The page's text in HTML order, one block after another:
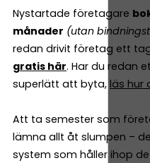
Nystartade företagare
månader (utan
redan drivit företag ett
gratis här. Har du redan
superlätt att byta, läs hur
Att ta semester som
lämna allt åt slumpen –
system som håller ihop